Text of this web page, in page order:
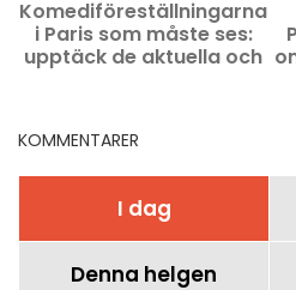
Komediföreställningarna
i Paris som måste ses:
upptäck de aktuella och
KOMMENTARER
I dag
Denna helgen